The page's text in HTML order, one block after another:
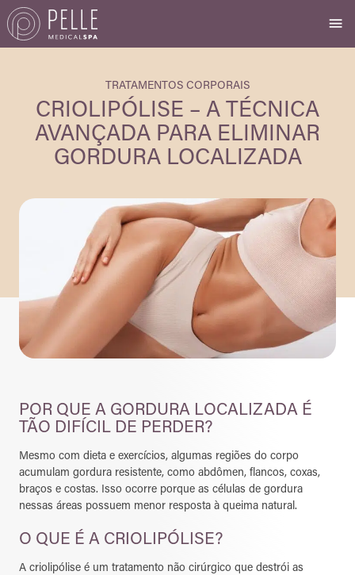
TRATAMENTOS CORPORAIS
CRIOLIPÓLISE – A TÉCNICA
AVANÇADA PARA ELIMINAR
GORDURA LOCALIZADA
POR QUE A GORDURA LOCALIZADA É
TÃO DIFÍCIL DE PERDER?
Mesmo com dieta e exercícios, algumas regiões do corpo
acumulam gordura resistente, como abdômen, flancos, coxas,
braços e costas. Isso ocorre porque as células de gordura
nessas áreas possuem menor resposta à queima natural.
O QUE É A CRIOLIPÓLISE?
A criolipólise é um tratamento não cirúrgico que destrói as